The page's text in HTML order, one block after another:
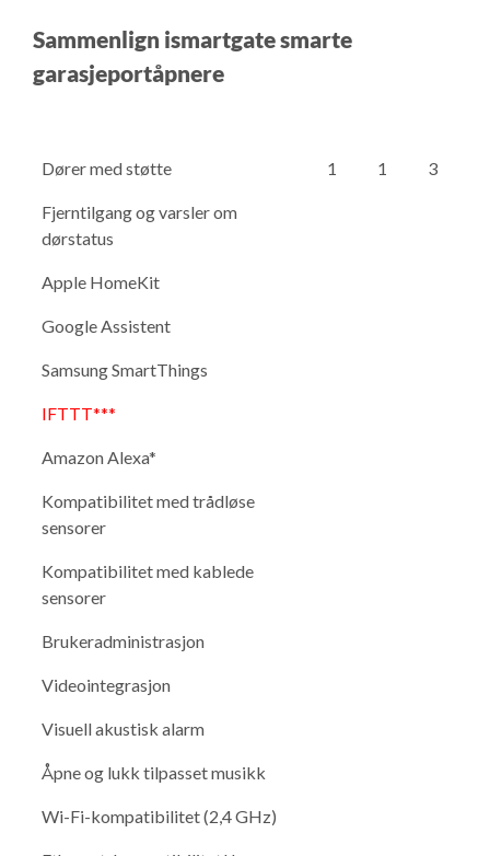
Sammenlign ismartgate smarte
garasjeportåpnere
Dører med støtte 1 1 3
Fjerntilgang og varsler om
dørstatus
Apple HomeKit
Google Assistent
Samsung SmartThings
IFTTT***
Amazon Alexa*
Kompatibilitet med trådløse
sensorer
Kompatibilitet med kablede
sensorer
Brukeradministrasjon
Videointegrasjon
Visuell akustisk alarm
Åpne og lukk tilpasset musikk
Wi-Fi-kompatibilitet (2,4 GHz)